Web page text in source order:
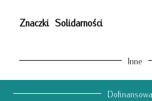
Znaczki Solidarności
Inne